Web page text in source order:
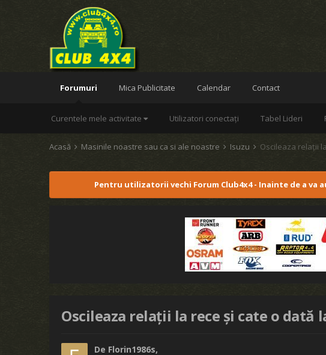
Forumuri
Curentele mele activitate Utilizatori conectați Tabel Lideri
Mica Publicitate Calendar Contact
Acasă Masinile noastre sau ca si ale noastre Isuzu Oscileaza relații
Pentru utilizatorii vechi Forum Club4x4 - Inainte de a va
Oscileaza relații la rece și cate o dată
De Florin1986s,